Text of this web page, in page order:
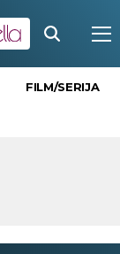
FILM/SERIJA